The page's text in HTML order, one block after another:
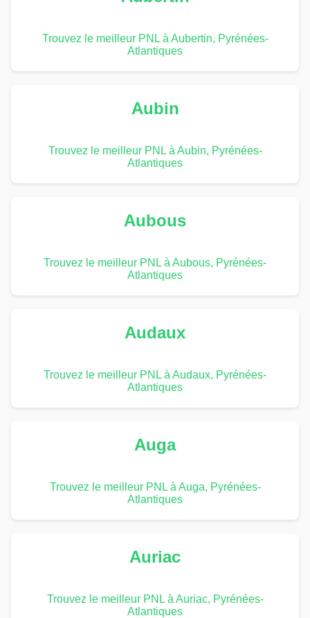
Trouvez le meilleur PNL à Aubertin, Pyrénées-
Atlantiques
Aubin
Trouvez le meilleur PNL à Aubin, Pyrénées-
Atlantiques
Aubous
Trouvez le meilleur PNL à Aubous, Pyrénées-
Atlantiques
Audaux
Trouvez le meilleur PNL à Audaux, Pyrénées-
Atlantiques
Auga
Trouvez le meilleur PNL à Auga, Pyrénées-
Atlantiques
Auriac
Trouvez le meilleur PNL à Auriac, Pyrénées-
Atlantiques